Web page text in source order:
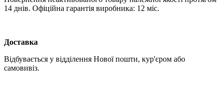
14 днів. Офіційна гарантія виробника: 12 міс.
Доставка
Відбувається у відділення Нової пошти, кур'єром або
самовивіз.